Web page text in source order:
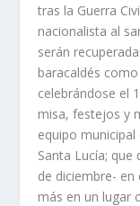
tras la Guerra
nacionalista al
serán
baracaldés
celebrándose el
misa, festejos y
equipo
Santa Lucí­a;
de diciembre-
más en un lugar